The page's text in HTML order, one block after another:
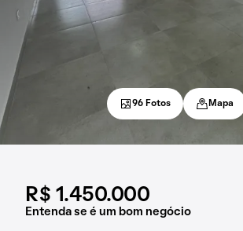
R$ 1.450.000
Entenda se é um bom negócio
96 Fotos Mapa